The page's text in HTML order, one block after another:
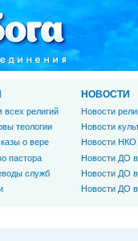
всех религий
теологии
о вере
пастора
служб
НОВОСТИ
Новости
Новости
Новости НКО
Новости ДО
Новости ДО
Новости ДО